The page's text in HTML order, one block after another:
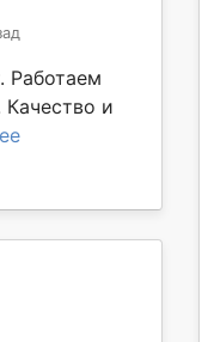
Работаем
и